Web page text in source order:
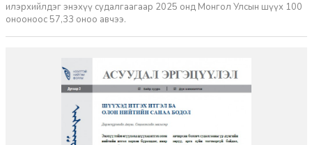
илэрхийлдэг энэхүү судалгаагаар 2025 онд Монгол Улсын шүүх 100
онооноос 57,33 оноо авчээ.